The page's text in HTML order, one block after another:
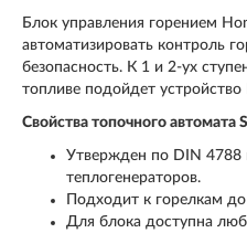
Блок управления горением
автоматизировать контроль
безопасность. К 1 и 2-ух
топливе подойдет
Свойства топочного автомата
Утвержден по DIN 4788
теплогенераторов.
Подходит к горелкам
Для блока доступна